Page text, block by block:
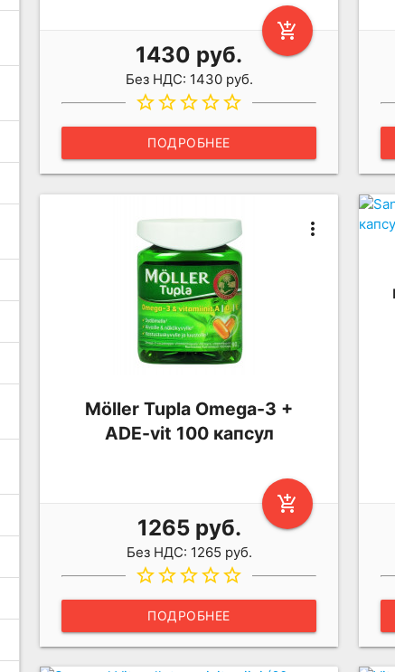
add_shopping_cart
1430 руб.
Без НДС: 1430 руб.
star_borderstar_borderstar_borderstar_borderstar_border
ПОДРОБНЕЕ
more_vert
Möller Tupla Omega-3 +
ADE-vit 100 капсул
add_shopping_cart
1265 руб.
Без НДС: 1265 руб.
star_borderstar_borderstar_borderstar_borderstar_border
ПОДРОБНЕЕ